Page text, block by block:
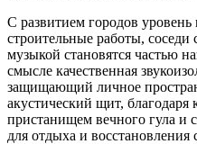
С развитием городов уровень
строительные работы,
музыкой становятся частью
смысле качественная
защищающий личное
акустический щит, благодаря
пристанищем вечного гула и
для отдыха и восстановления